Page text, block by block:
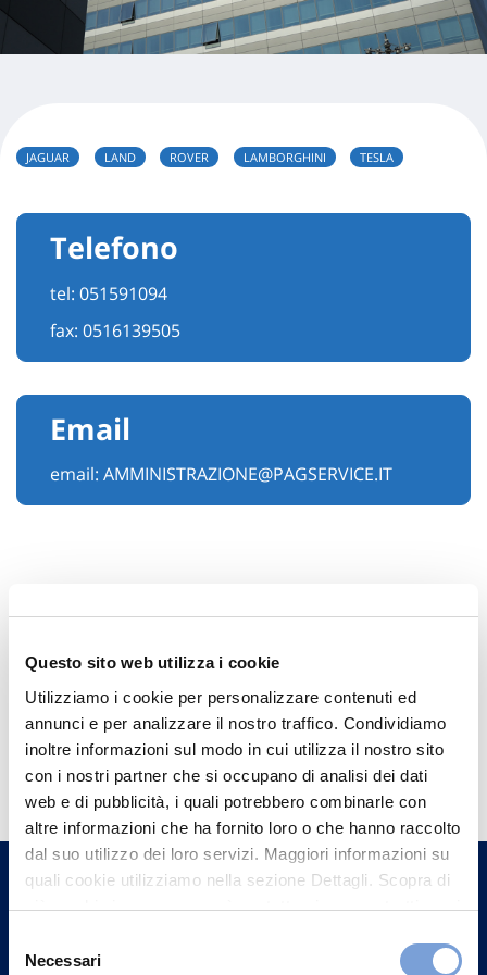
Questo sito web utilizza i cookie
Utilizziamo i cookie per personalizzare contenuti ed
annunci e per analizzare il nostro traffico. Condividiamo
inoltre informazioni sul modo in cui utilizza il nostro sito
con i nostri partner che si occupano di analisi dei dati
web e di pubblicità, i quali potrebbero combinarle con
altre informazioni che ha fornito loro o che hanno raccolto
dal suo utilizzo dei loro servizi. Maggiori informazioni su
quali cookie utilizziamo nella sezione Dettagli. Scopra di
più su chi siamo, come può contattarci e come trattiamo i
può trovare nel footer del sito nella sezione "Informativa
delNecessari
JAGUAR LAND ROVER LAMBORGHINI TESLA
Telefono
tel: 051591094
fax: 0516139505
Email
email: AMMINISTRAZIONE@PAGSERVICE.IT
Hai bisogno di
informazioni?
Trova l'Agenzia più vicina a te e parla con
un nostro Agente.
Contattaci